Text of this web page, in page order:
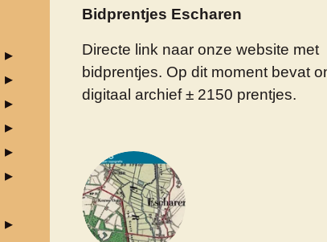
Bidprentjes Escharen
Directe link naar onze website met
bidprentjes. Op dit moment bevat
digitaal archief ± 2150 prentjes.